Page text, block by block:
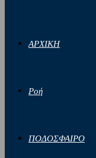
ΑΡΧΙΚΗ
Ροή
ΠΟΔΟΣΦΑΙΡΟ